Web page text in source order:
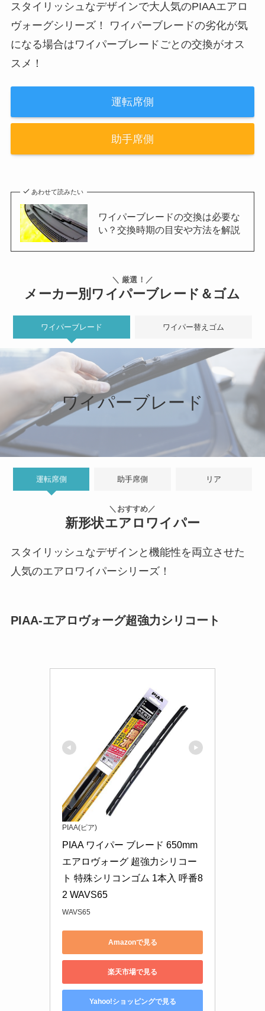
スタイリッシュなデザインで大人気のPIAAエアロ
ヴォーグシリーズ！ ワイパーブレードの劣化が気
になる場合はワイパーブレードごとの交換がオス
スメ！
運転席側
助手席側
あわせて読みたい
ワイパーブレードの交換は必要な
い？交換時期の目安や方法を解説
＼ 厳選！／
メーカー別ワイパーブレード＆ゴム
ワイパーブレード ワイパー替えゴム
ワイパーブレード
運転席側 助手席側 リア
＼おすすめ／
新形状エアロワイパー
スタイリッシュなデザインと機能性を両立させた
人気のエアロワイパーシリーズ！
PIAA-エアロヴォーグ超強力シリコート
PIAA(ピア)
PIAA ワイパー ブレード 650mm
エアロヴォーグ 超強力シリコー
ト 特殊シリコンゴム 1本入 呼番8
2 WAVS65
WAVS65
Amazonで見る
楽天市場で見る
Yahoo!ショッピングで見る